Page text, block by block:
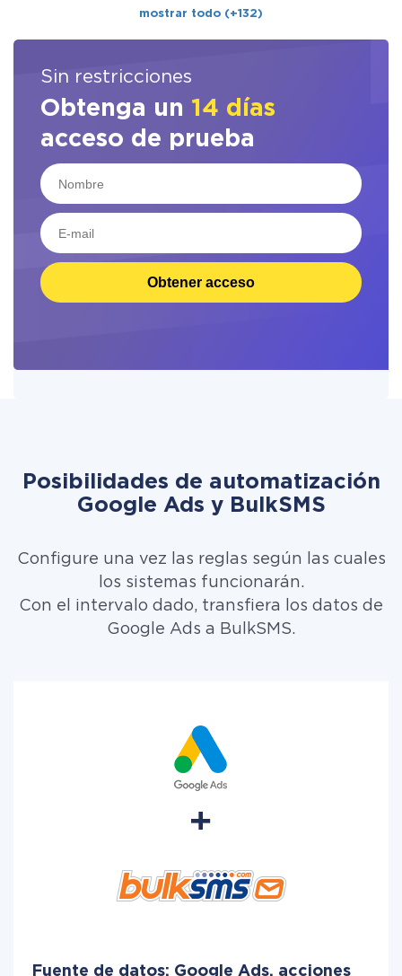
mostrar todo (+132)
Sin restricciones
Obtenga un 14 días
acceso de prueba
Obtener acceso
Posibilidades de automatización
Google Ads y BulkSMS
Configure una vez las reglas según las cuales
los sistemas funcionarán.
Con el intervalo dado, transfiera los datos de
Google Ads a BulkSMS.
Fuente de datos: Google Ads, acciones